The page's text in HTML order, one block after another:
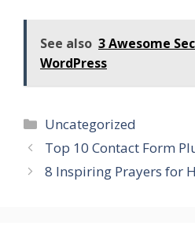
See also 3 Awesome
WordPress
Categories
Uncategorized
Top 10 Contact Form
8 Inspiring Prayers for